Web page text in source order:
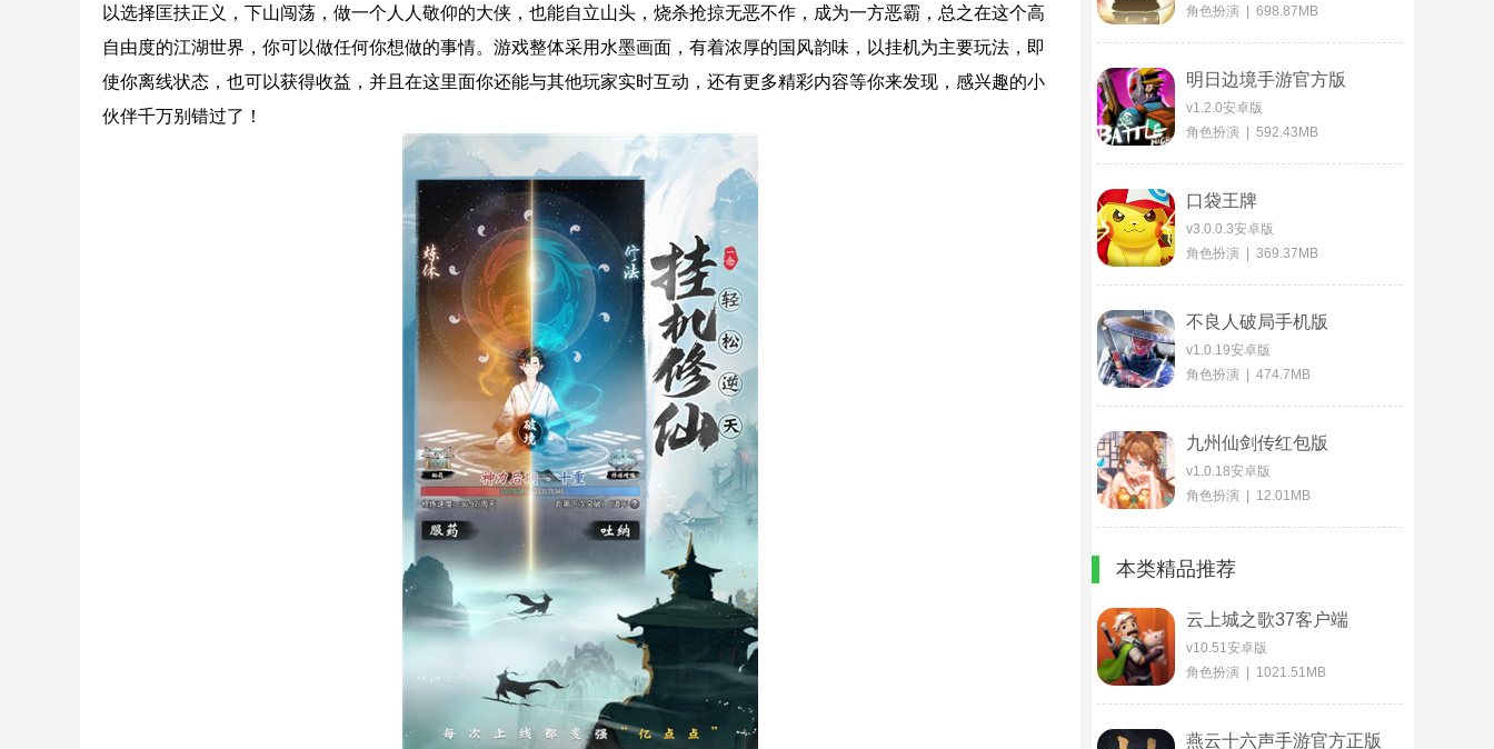
以选择匡扶正义，下山闯荡，做一个人人敬仰的大侠，也能自立山头，烧杀抢掠无恶不作，成为一方恶霸，总之在这个高
自由度的江湖世界，你可以做任何你想做的事情。游戏整体采用水墨画面，有着浓厚的国风韵味，以挂机为主要玩法，即
使你离线状态，也可以获得收益，并且在这里面你还能与其他玩家实时互动，还有更多精彩内容等你来发现，感兴趣的小
伙伴千万别错过了！
角色扮演 | 698.87MB
明日边境手游官方版
v1.2.0安卓版
角色扮演 | 592.43MB
口袋王牌
v3.0.0.3安卓版
角色扮演 | 369.37MB
不良人破局手机版
v1.0.19安卓版
角色扮演 | 474.7MB
九州仙剑传红包版
v1.0.18安卓版
角色扮演 | 12.01MB
本类精品推荐
云上城之歌37客户端
v10.51安卓版
角色扮演 | 1021.51MB
燕云十六声手游官方正版